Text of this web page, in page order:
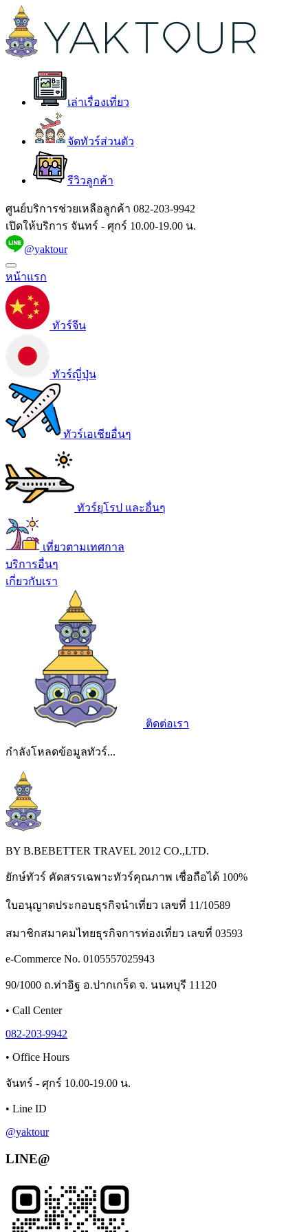
เล่าเรื่องเที่ยว
จัดทัวร์ส่วนตัว
รีวิวลูกค้า
ศูนย์บริการช่วยเหลือลูกค้า 082-203-9942
เปิดให้บริการ จันทร์ - ศุกร์ 10.00-19.00 น.
@yaktour
หน้าแรก
ทัวร์จีน
ทัวร์ญี่ปุ่น
ทัวร์เอเชียอื่นๆ
ทัวร์ยุโรป และอื่นๆ
เที่ยวตามเทศกาล
บริการอื่นๆ
เกี่ยวกับเรา
ติดต่อเรา
กำลังโหลดข้อมูลทัวร์...
BY B.BEBETTER TRAVEL 2012 CO.,LTD.
ยักษ์ทัวร์ คัดสรรเฉพาะทัวร์คุณภาพ เชื่อถือได้ 100%
ใบอนุญาตประกอบธุรกิจนำเที่ยว เลขที่ 11/10589
สมาชิกสมาคมไทยธุรกิจการท่องเที่ยว เลขที่ 03593
e-Commerce No. 0105557025943
90/1000 ถ.ท่าอิฐ อ.ปากเกร็ด จ. นนทบุรี 11120
• Call Center
082-203-9942
• Office Hours
จันทร์ - ศุกร์ 10.00-19.00 น.
• Line ID
@yaktour
LINE@